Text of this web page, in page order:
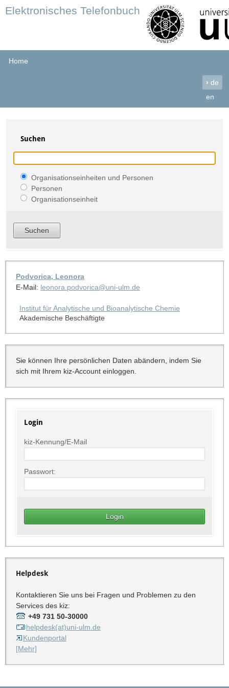
Elektronisches Telefonbuch
Home
› de
en
Suchen
Organisationseinheiten und Personen
Personen
Organisationseinheit
Podvorica, Leonora
E-Mail: leonora.podvorica@uni-ulm.de
Institut für Analytische und Bioanalytische Chemie
Akademische Beschäftigte
Sie können Ihre persönlichen Daten abändern, indem Sie
sich mit Ihrem kiz-Account einloggen.
Login
kiz-Kennung/E-Mail
Passwort:
Helpdesk
Kontaktieren Sie uns bei Fragen und Problemen zu den
Services des kiz:
+49 731 50-30000
helpdesk(at)uni-ulm.de
Kundenportal
[Mehr]